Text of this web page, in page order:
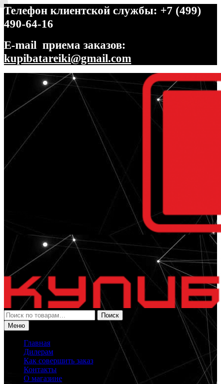
Телефон клиентской службы: +7 (499)
490-64-16
E-mail приема заказов:
kupibatareiki@gmail.com
Перейти
навигации
Перейти
содержимому
Искать:
Поиск
Меню
Главная
Дилерам
Как совершить заказ
Контакты
О магазине